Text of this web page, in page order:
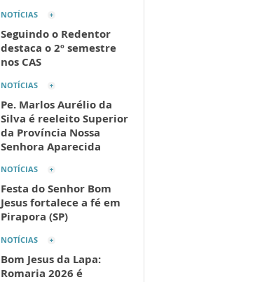
NOTÍCIAS
Seguindo o Redentor
destaca o 2º semestre
nos CAS
NOTÍCIAS
Pe. Marlos Aurélio da
Silva é reeleito Superior
da Província Nossa
Senhora Aparecida
NOTÍCIAS
Festa do Senhor Bom
Jesus fortalece a fé em
Pirapora (SP)
NOTÍCIAS
Bom Jesus da Lapa:
Romaria 2026 é